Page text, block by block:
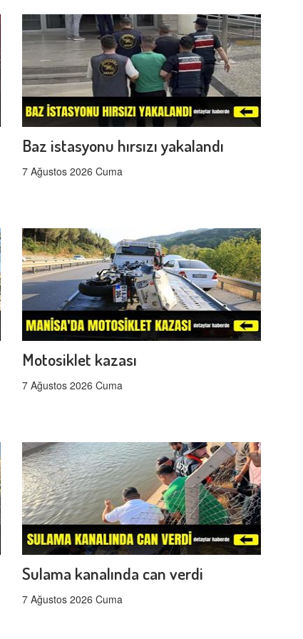
Baz istasyonu hırsızı yakalandı
7 Ağustos 2026 Cuma
Motosiklet kazası
7 Ağustos 2026 Cuma
Sulama kanalında can verdi
7 Ağustos 2026 Cuma